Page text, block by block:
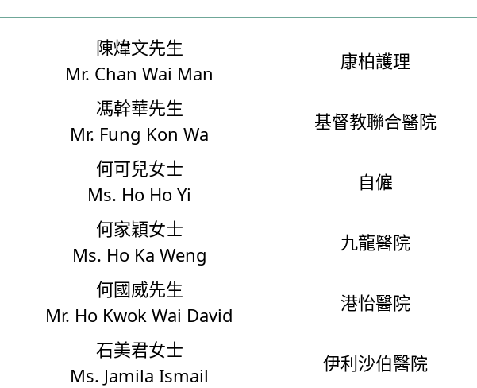
陳煒文先生
Mr. Chan Wai Man
康柏護理
馮幹華先生
Mr. Fung Kon Wa
基督教聯合醫院
何可兒女士
Ms. Ho Ho Yi
自僱
何家穎女士
Ms. Ho Ka Weng
九龍醫院
何國威先生
Mr. Ho Kwok Wai David
港怡醫院
石美君女士
Ms. Jamila Ismail
伊利沙伯醫院